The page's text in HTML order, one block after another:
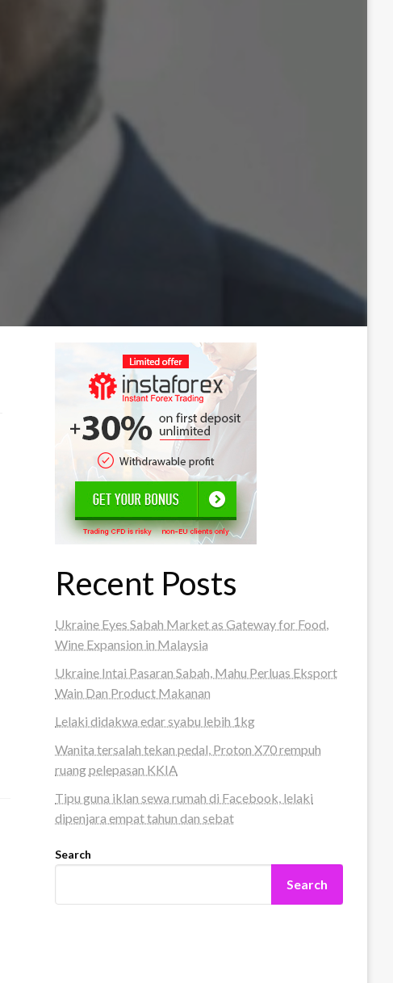
Recent Posts
Ukraine Eyes Sabah Market as Gateway for Food,
Wine Expansion in Malaysia
Ukraine Intai Pasaran Sabah, Mahu Perluas Eksport
Wain Dan Product Makanan
Lelaki didakwa edar syabu lebih 1kg
Wanita tersalah tekan pedal, Proton X70 rempuh
ruang pelepasan KKIA
Tipu guna iklan sewa rumah di Facebook, lelaki
dipenjara empat tahun dan sebat
Search
Search